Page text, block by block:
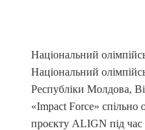
Національний
Національний
Республіки Молдова,
«Impact Force» спільно
проєкту ALIGN під час